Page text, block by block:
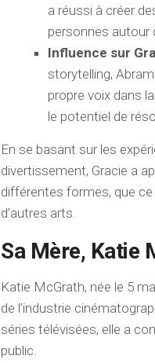
a réussi à créer
personnes autour
Influence sur
storytelling,
propre voix dans
le potentiel de
En se basant sur les
divertissement, Gracie a
différentes formes, que ce
d’autres arts.
Sa Mère, Katie
Katie McGrath, née le 5
de l’industrie
séries télévisées, elle a
public.